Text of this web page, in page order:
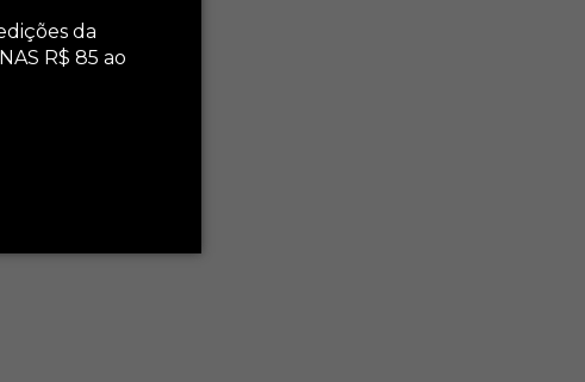
da
R$ 85 ao